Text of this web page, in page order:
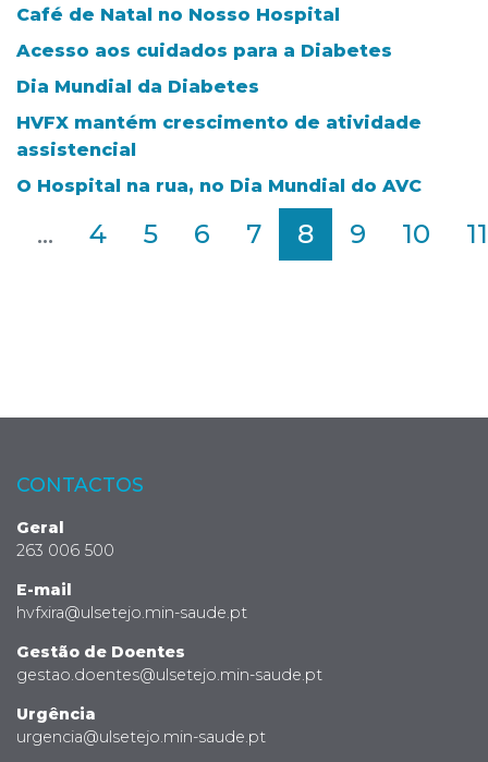
Café de Natal no Nosso Hospital
Acesso aos cuidados para a Diabetes
Dia Mundial da Diabetes
HVFX mantém crescimento de atividade
assistencial
O Hospital na rua, no Dia Mundial do AVC
... 4 5 6 7 8 9 10 11
CONTACTOS
Geral
263 006 500
E-mail
hvfxira@ulsetejo.min-saude.pt
Gestão de Doentes
gestao.doentes@ulsetejo.min-saude.pt
Urgência
urgencia@ulsetejo.min-saude.pt